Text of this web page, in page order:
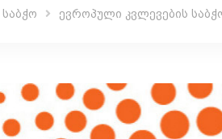
ევროპული კვლევების